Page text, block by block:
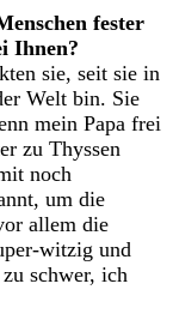
fester
Ihnen?
sie, seit sie in
Welt bin. Sie
mein Papa frei
zu Thyssen
noch
um die
allem die
witzig und
schwer, ich